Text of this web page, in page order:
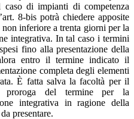
caso di impianti di competenza
8-bis potrà chiedere apposite
inferiore a trenta giorni per la
integrativa. In tal caso i termini
fino alla presentazione della
entro il termine indicato il
completa degli elementi
È fatta salva la facoltà per il
proroga del termine per la
integrativa in ragione della
presentare.